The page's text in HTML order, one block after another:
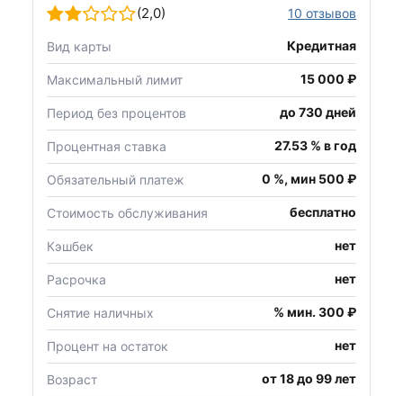
(2,0) 10 отзывов
Вид карты Кредитная
Максимальный лимит 15 000 ₽
Период без процентов до 730 дней
Процентная ставка 27.53 % в год
Обязательный платеж 0 %, мин 500 ₽
Стоимость обслуживания бесплатно
Кэшбек нет
Расрочка нет
Снятие наличных % мин. 300 ₽
Процент на остаток нет
Возраст от 18 до 99 лет